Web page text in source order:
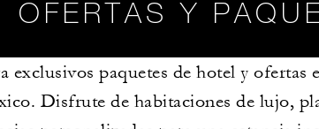
OFERTAS Y
exclusivos paquetes de hotel y ofertas
Disfrute de habitaciones de lujo,